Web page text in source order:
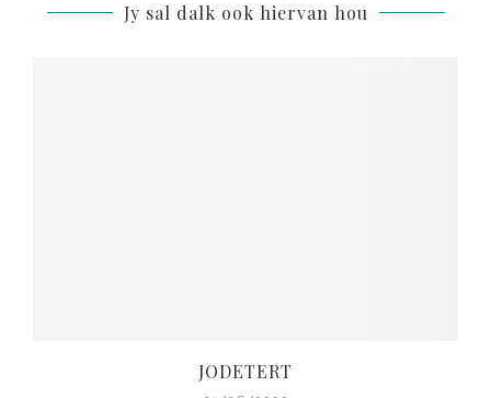
Jy sal dalk ook hiervan hou
JODETERT